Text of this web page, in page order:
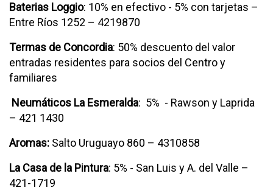
Baterias Loggio: 10% en efectivo - 5% con tarjetas –
Entre Ríos 1252 – 4219870
Termas de Concordia: 50% descuento del valor
entradas residentes para socios del Centro y
familiares
Neumáticos La Esmeralda: 5% - Rawson y Laprida
– 421 1430
Aromas: Salto Uruguayo 860 – 4310858
La Casa de la Pintura: 5% - San Luis y A. del Valle –
421-1719